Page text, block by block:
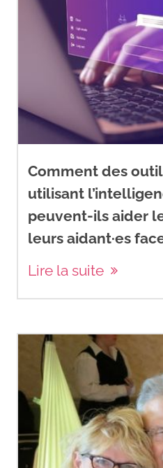
Comment des
utilisant
peuvent-ils aider
leurs aidant·es
Lire la suite